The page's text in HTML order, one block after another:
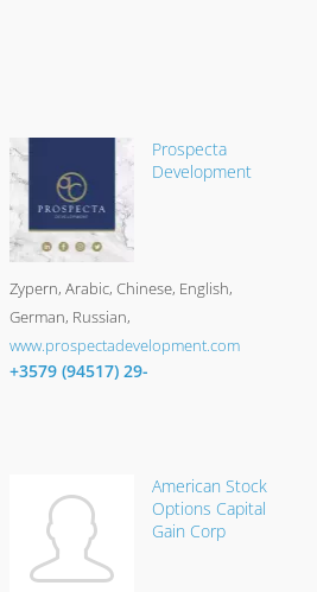
Prospecta
Development
Zypern Arabic, Chinese, English,
German, Russian
www.prospectadevelopment.com
+3579 (94517) 29-
American Stock
Options Capital
Gain Corp